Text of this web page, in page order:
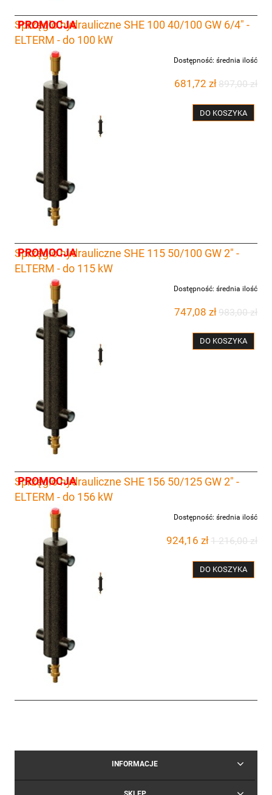
Sprzęgło hydrauliczne SHE 100 40/100 GW 6/4" -
ELTERM - do 100 kW
Dostępność: średnia ilość
681,72 zł897,00 zł
DO KOSZYKA
PROMOCJA
Sprzęgło hydrauliczne SHE 115 50/100 GW 2" -
ELTERM - do 115 kW
Dostępność: średnia ilość
747,08 zł983,00 zł
DO KOSZYKA
PROMOCJA
Sprzęgło hydrauliczne SHE 156 50/125 GW 2" -
ELTERM - do 156 kW
Dostępność: średnia ilość
924,16 zł1 216,00 zł
DO KOSZYKA
PROMOCJA
INFORMACJE